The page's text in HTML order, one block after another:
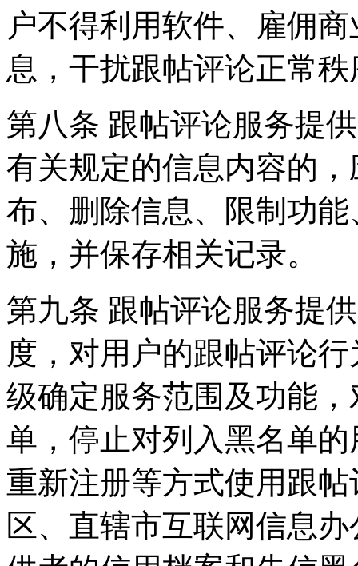
户不得利用软件、雇佣
息，干扰跟帖评论正常
第八条 跟帖评论服务提
有关规定的信息内容的
布、删除信息、限制功
施，并保存相关记录。
第九条 跟帖评论服务提
度，对用户的跟帖评论
级确定服务范围及功能
单，停止对列入黑名单
重新注册等方式使用跟
区、直辖市互联网信息